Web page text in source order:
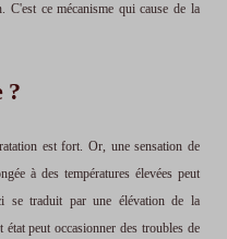
C'est ce mécanisme qui cause de la
?
est fort. Or, une sensation de
à des températures élevées peut
se traduit par une élévation de la
peut occasionner des troubles de